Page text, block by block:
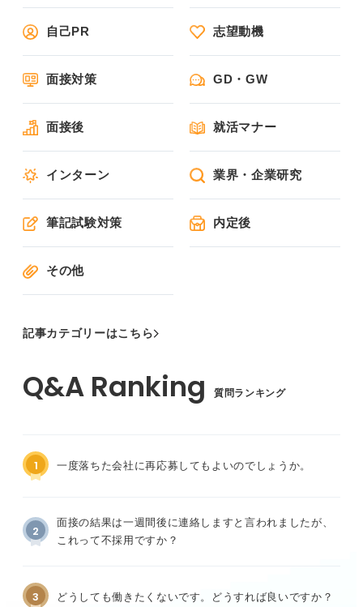
自己PR 志望動機
面接対策 GD・GW
面接後 就活マナー
インターン 業界・企業研究
筆記試験対策 内定後
その他
記事カテゴリーはこちら
質問ランキング
1 一度落ちた会社に再応募してもよいのでしょうか。
2
面接の結果は一週間後に連絡しますと言われましたが、
これって不採用ですか？
3 どうしても働きたくないです。どうすれば良いですか？